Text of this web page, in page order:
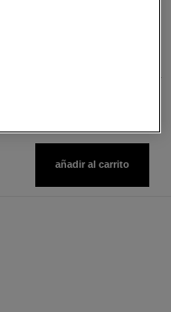
añadir al carrito